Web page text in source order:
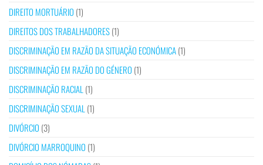
DIREITO MORTUÁRIO (1)
DIREITOS DOS TRABALHADORES(1)
DISCRIMINAÇÃO EM RAZÃO DA SITUAÇÃO ECONÓMICA(1)
DISCRIMINAÇÃO EM RAZÃO DO GÉNERO (1)
DISCRIMINAÇÃO RACIAL (1)
DISCRIMINAÇÃO SEXUAL (1)
DIVÓRCIO (3)
DIVÓRCIO MARROQUINO (1)